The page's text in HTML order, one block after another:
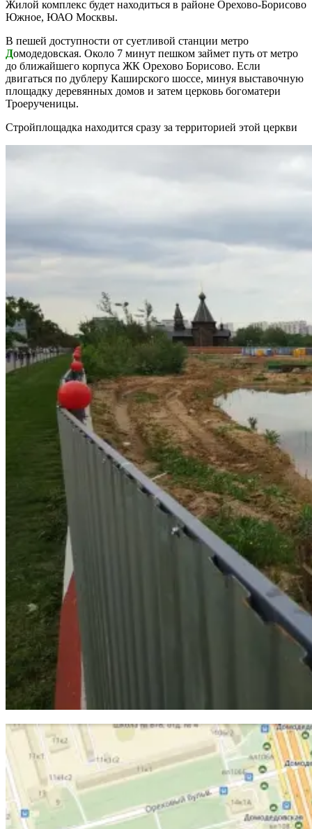
Жилой комплекс будет находиться в районе Орехово-Борисово
Южное, ЮАО Москвы.
В пешей доступности от суетливой станции метро
Домодедовская. Около 7 минут пешком займет путь от метро
до ближайшего корпуса ЖК Орехово Борисово. Если
двигаться по дублеру Каширского шоссе, минуя выставочную
площадку деревянных домов и затем церковь богоматери
Троерученицы.
Стройплощадка находится сразу за территорией этой церкви